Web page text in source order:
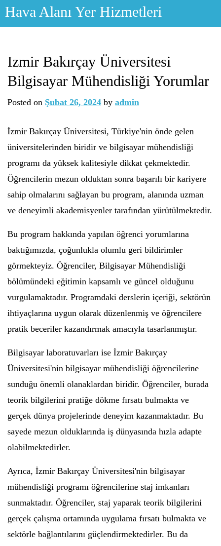
Skip
Hava Alanı Yer Hizmetleri
Izmir Bakırçay Üniversitesi
Bilgisayar Mühendisliği Yorumlar
Posted on Şubat 26, 2024 by admin
İzmir Bakırçay Üniversitesi, Türkiye'nin önde gelen
üniversitelerinden biridir ve bilgisayar mühendisliği
programı da yüksek kalitesiyle dikkat çekmektedir.
Öğrencilerin mezun olduktan sonra başarılı bir kariyere
sahip olmalarını sağlayan bu program, alanında uzman
ve deneyimli akademisyenler tarafından yürütülmektedir.
Bu program hakkında yapılan öğrenci yorumlarına
baktığımızda, çoğunlukla olumlu geri bildirimler
görmekteyiz. Öğrenciler, Bilgisayar Mühendisliği
bölümündeki eğitimin kapsamlı ve güncel olduğunu
vurgulamaktadır. Programdaki derslerin içeriği, sektörün
ihtiyaçlarına uygun olarak düzenlenmiş ve öğrencilere
pratik beceriler kazandırmak amacıyla tasarlanmıştır.
Bilgisayar laboratuvarları ise İzmir Bakırçay
Üniversitesi'nin bilgisayar mühendisliği öğrencilerine
sunduğu önemli olanaklardan biridir. Öğrenciler, burada
teorik bilgilerini pratiğe dökme fırsatı bulmakta ve
gerçek dünya projelerinde deneyim kazanmaktadır. Bu
sayede mezun olduklarında iş dünyasında hızla adapte
olabilmektedirler.
Ayrıca, İzmir Bakırçay Üniversitesi'nin bilgisayar
mühendisliği programı öğrencilerine staj imkanları
sunmaktadır. Öğrenciler, staj yaparak teorik bilgilerini
gerçek çalışma ortamında uygulama fırsatı bulmakta ve
sektörle bağlantılarını güçlendirmektedirler. Bu da